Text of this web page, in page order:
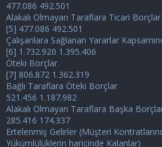
477.086 492.501
Alakalı Olmayan Taraflara Ticari Borçlar
[5] 477.086 492.501
Çalışanlara Sağlanan Yararlar
[6] 1.732.920 1.395.406
Öteki Borçlar
[7] 806.872 1.362.319
Bağlı Taraflara Öteki Borçlar
521.456 1.187.982
Alakalı Olmayan Taraflara Başka
285.416 174.337
Ertelenmiş Gelirler (Müşteri
Yükümlülüklerin haricinde Kalanlar)